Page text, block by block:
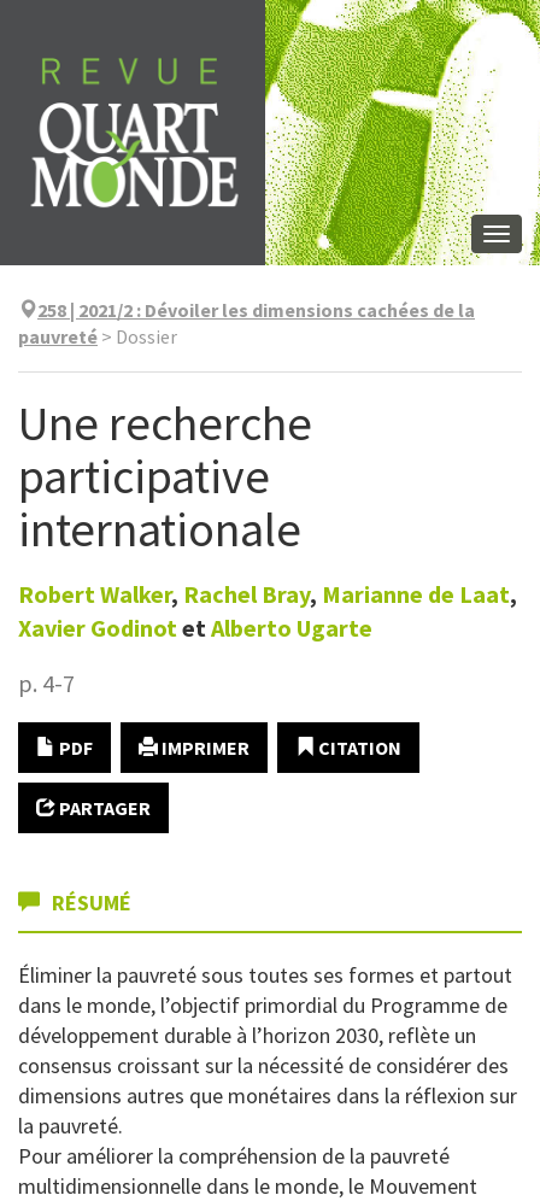
contenu
258 | 2021/2 : Dévoiler les dimensions cachées de la
pauvreté > Dossier
Une recherche
participative
internationale
RobertWalker, Rachel Bray, Marianne de Laat,
Xavier GodinotetAlberto Ugarte
p. 4-7
PDF IMPRIMER CITATION
PARTAGER
RÉSUMÉ
Éliminer la pauvreté sous toutes ses formes et partout
dans le monde, l’objectif primordial du Programme de
développement durable à l’horizon 2030, reflète un
consensus croissant sur la nécessité de considérer des
dimensions autres que monétaires dans la réflexion sur
la pauvreté.
Pour améliorer la compréhension de la pauvreté
multidimensionnelle dans le monde, le Mouvement